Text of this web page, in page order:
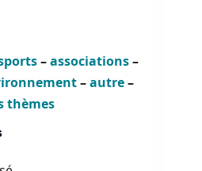
–associations–
–autre–
thèmes